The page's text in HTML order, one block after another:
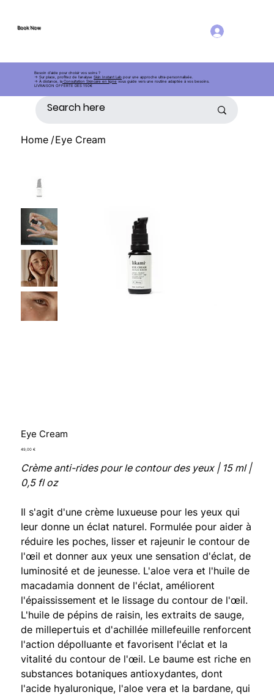
Book Now
Book Now
Home /Eye Cream
Eye Cream
Prix
49,00 €
Crème anti-rides pour le contour des yeux | 15 ml |
0,5 fl oz
Il s'agit d'une crème luxueuse pour les yeux qui
leur donne un éclat naturel. Formulée pour aider à
réduire les poches, lisser et rajeunir le contour de
l'œil et donner aux yeux une sensation d'éclat, de
luminosité et de jeunesse. L'aloe vera et l'huile de
macadamia donnent de l'éclat, améliorent
l'épaississement et le lissage du contour de l'œil.
L'huile de pépins de raisin, les extraits de sauge,
de millepertuis et d'achillée millefeuille renforcent
l'action dépolluante et favorisent l'éclat et la
vitalité du contour de l'œil. Le baume est riche en
substances botaniques antioxydantes, dont
l'acide hyaluronique, l'aloe vera et la bardane, qui
Besoin d’aide pour choisir vos soins ?
→ Sur place, profitez de l’analyseSkin Instant Lab pour une approche ultra-personnalisée.
→ À distance, la Consultation Skincare en ligne vous guide vers une routine adaptée à vos besoins.
LIVRAISON OFFERTE DÈS 150€